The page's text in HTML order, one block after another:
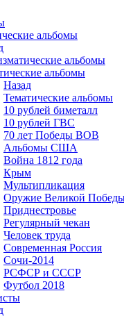
альбомы
альбомы
альбомы
Назад
Тематические альбомы
10 рублей биметалл
10 рублей ГВС
70 лет Победы ВОВ
Альбомы США
Война 1812 года
Крым
Мультипликация
Оружие Великой
Приднестровье
Регулярный чекан
Человек труда
Современная Россия
Сочи-2014
РСФСР и СССР
Футбол 2018